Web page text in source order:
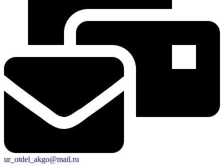
ur_otdel_akgo@mail.ru